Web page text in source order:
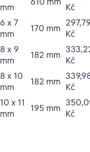
mm
Kč
6 x 7
mm
170 mm Kč
8 x 9
mm
182 mm Kč
8 x 10
mm
182 mm Kč
10 x 11
mm
195 mm Kč